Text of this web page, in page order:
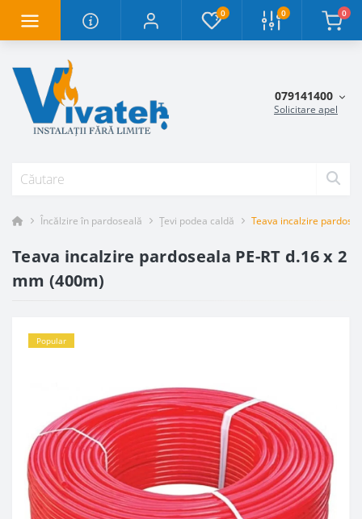
0 0 0
079141400
Solicitare apel
Încălzire în pardoseală Țevi podea caldă Teava incalzire
Teava incalzire pardoseala PE-RT d.16 x 2
mm (400m)
Popular